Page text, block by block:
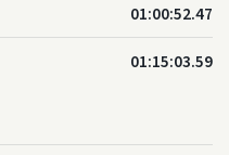
01:00:52.47
01:15:03.59